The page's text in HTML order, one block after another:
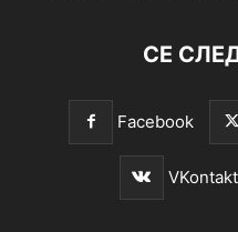
СЕ
Facebook